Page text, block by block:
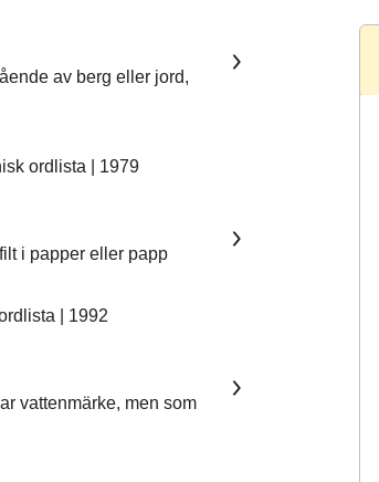
av berg eller jord,
ordlista | 1979
i papper eller papp
| 1992
vattenmärke, men som